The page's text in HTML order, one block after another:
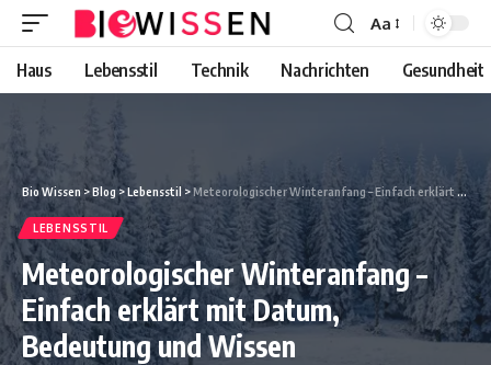
Font
Resizer
Aa
Haus Lebensstil Technik Nachrichten Gesundheit
Bio Wissen >Blog>Lebensstil >Meteorologischer Winteranfang – Einfach erklärt mit Datum, Bedeutung und Wissen
LEBENSSTIL
Meteorologischer Winteranfang –
Einfach erklärt mit Datum,
Bedeutung und Wissen